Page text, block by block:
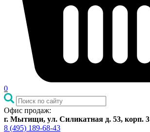
0
Офис продаж:
г. Мытищи, ул. Силикатная д. 53, корп. 3
8 (495) 189-68-43